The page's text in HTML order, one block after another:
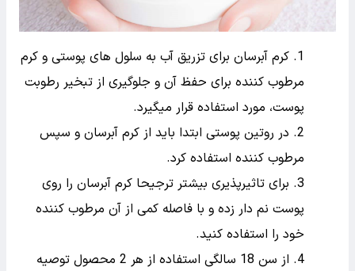
کرم آبرسان برای تزریق آب به سلول های پوستی و کرم
مرطوب کننده برای حفظ آن و جلوگیری از تبخیر رطوبت
پوست، مورد استفاده قرار میگیرد.
در روتین پوستی ابتدا باید از کرم آبرسان و سپس
مرطوب کننده استفاده کرد.
برای تاثیرپذیری بیشتر ترجیحا کرم آبرسان را روی
پوست نم دار زده و با فاصله کمی از آن مرطوب کننده
خود را استفاده کنید.
از سن 18 سالگی استفاده از هر 2 محصول توصیه